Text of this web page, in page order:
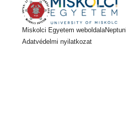
Miskolci Egyetem weboldalaNeptun
Adatvédelmi nyilatkozat